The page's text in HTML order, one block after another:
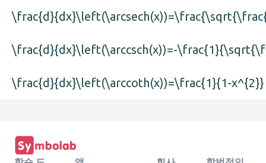
\frac{d}{dx}\left(\arccsch(x))=-
\frac{d}{dx}\left(\arccoth(x))=\frac{1}{1-x^{2}}